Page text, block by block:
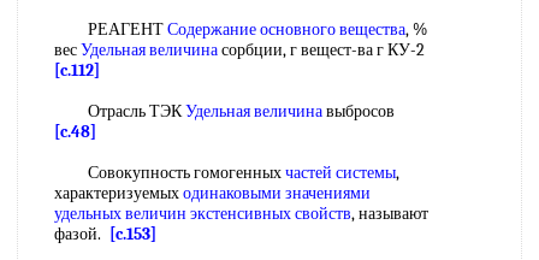
РЕАГЕНТСодержание основного вещества, %
весУдельная величинасорбции, г вещест-ва г КУ-2
[c.112]
Отрасль ТЭКУдельная величинавыбросов
[c.48]
Совокупность гомогенныхчастей системы,
характеризуемыходинаковыми значениями
удельных величин экстенсивных свойств, называют
фазой.
[c.153]